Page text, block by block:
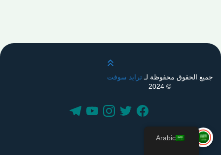
قم بالتمرير لأعلى
جميع الحقوق محفوظة لـترايد سوفت
© 2024
Arabic